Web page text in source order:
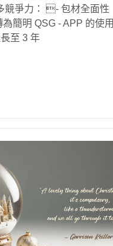
競爭力： - 包材全面性
簡明 QSG - APP 的使用
至 3 年